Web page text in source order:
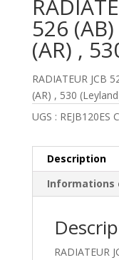
526
(AR) ,
RADIATEUR JCB
(AR) , 530
UGS : REJB120ES
Description
Informations
RADIATEUR